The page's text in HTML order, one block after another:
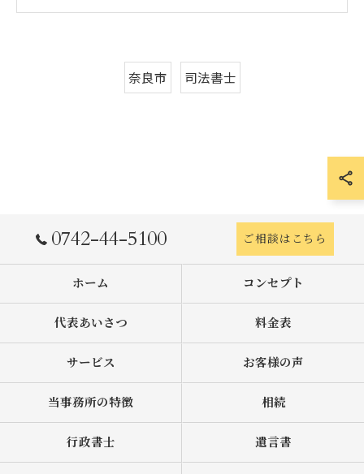
奈良市 司法書士
0742-44-5100 ご相談はこちら
ホーム コンセプト
代表あいさつ 料金表
サービス お客様の声
当事務所の特徴 相続
行政書士 遺言書